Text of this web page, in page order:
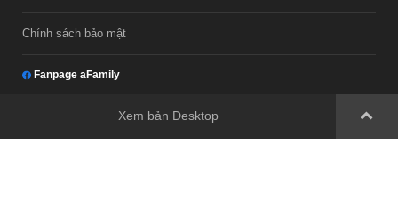
Chính sách bảo mật
Fanpage aFamily
Xem bản Desktop